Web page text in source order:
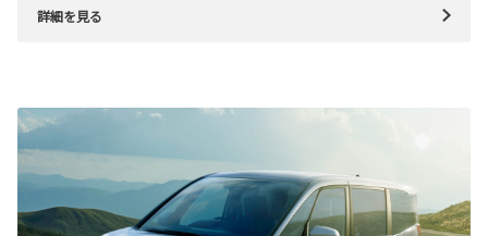
詳細を見る